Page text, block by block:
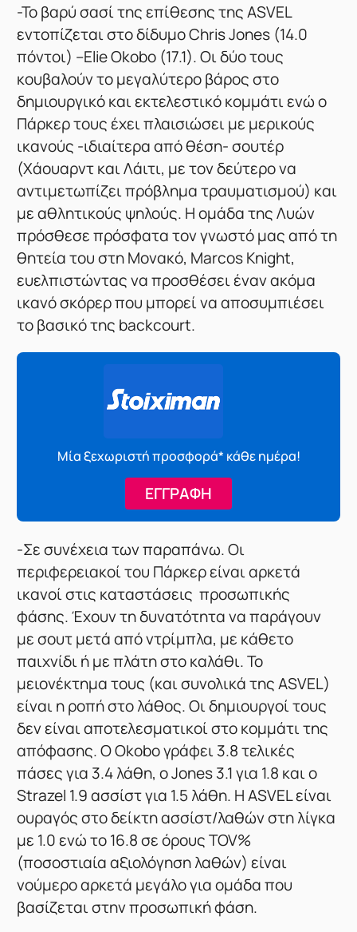
-Το βαρύ σασί της επίθεσης της ASVEL
εντοπίζεται στο δίδυμο Chris Jones (14.0
πόντοι) –Elie Okobo (17.1). Οι δύο τους
κουβαλούν το μεγαλύτερο βάρος στο
δημιουργικό και εκτελεστικό κομμάτι ενώ ο
Πάρκερ τους έχει πλαισιώσει με μερικούς
ικανούς -ιδιαίτερα από θέση- σουτέρ
(Χάουαρντ και Λάιτι, με τον δεύτερο να
αντιμετωπίζει πρόβλημα τραυματισμού) και
με αθλητικούς ψηλούς. Η ομάδα της Λυών
πρόσθεσε πρόσφατα τον γνωστό μας από τη
θητεία του στη Μονακό, Marcos Knight,
ευελπιστώντας να προσθέσει έναν ακόμα
ικανό σκόρερ που μπορεί να αποσυμπιέσει
το βασικό της backcourt.
Μία ξεχωριστή προσφορά* κάθε ημέρα!
ΕΓΓΡΑΦΗ
-Σε συνέχεια των παραπάνω. Οι
περιφερειακοί του Πάρκερ είναι αρκετά
ικανοί στις καταστάσεις προσωπικής
φάσης. Έχουν τη δυνατότητα να παράγουν
με σουτ μετά από ντρίμπλα, με κάθετο
παιχνίδι ή με πλάτη στο καλάθι. Το
μειονέκτημα τους (και συνολικά της ASVEL)
είναι η ροπή στο λάθος. Οι δημιουργοί τους
δεν είναι αποτελεσματικοί στο κομμάτι της
απόφασης. Ο Okobo γράφει 3.8 τελικές
πάσες για 3.4 λάθη, ο Jones 3.1 για 1.8 και ο
Strazel 1.9 ασσίστ για 1.5 λάθη. H ASVEL είναι
ουραγός στο δείκτη ασσίστ/λαθών στη λίγκα
με 1.0 ενώ το 16.8 σε όρους TOV%
(ποσοστιαία αξιολόγηση λαθών) είναι
νούμερο αρκετά μεγάλο για ομάδα που
βασίζεται στην προσωπική φάση.